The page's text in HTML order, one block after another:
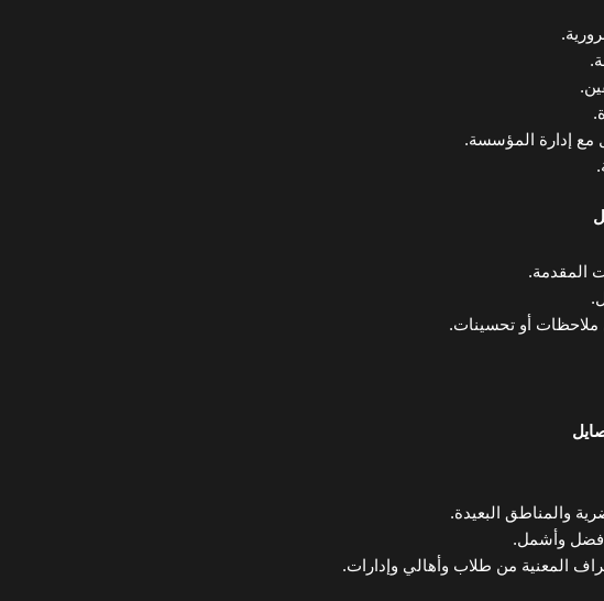
مع إدارة المؤسسة.
المقدمة.
ملاحظات أو تحسينات.
والمناطق البعيدة.
أفضل وأشمل.
المعنية من طلاب وأهالي وإدارات.